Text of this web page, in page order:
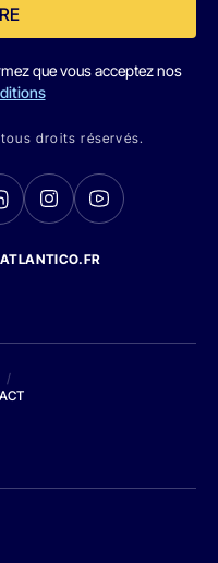
que vous acceptez nos
droits réservés.
/